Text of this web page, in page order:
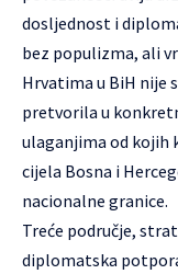
dosljednost i
bez populizma, ali
Hrvatima u BiH nije
pretvorila u
ulaganjima od kojih
cijela Bosna i
nacionalne granice.
Treće područje,
diplomatska